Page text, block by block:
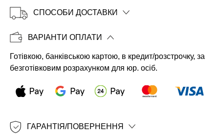
Копіювати
СПОСОБИ ДОСТАВКИ
ВАРІАНТИ ОПЛАТИ
Готівкою, банківською картою, в кредит/розстрочку, за
безготівковим розрахунком для юр. осіб.
ГАРАНТІЯ/ПОВЕРНЕННЯ